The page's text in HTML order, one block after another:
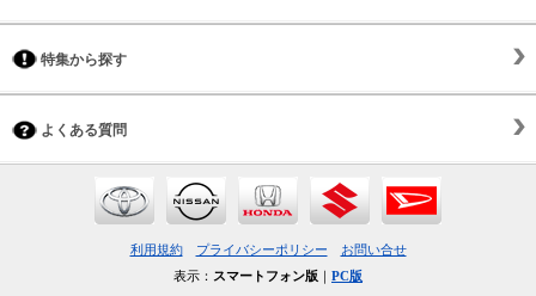
特集から探す
よくある質問
利用規約 プライバシーポリシー
お問い合せ
表示： スマートフォン版 PC版